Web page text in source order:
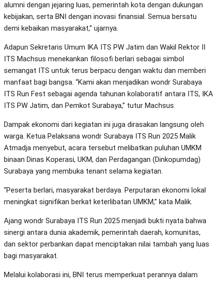
alumni dengan jejaring luas, pemerintah kota dengan dukungan
kebijakan, serta BNI dengan inovasi finansial. Semua bersatu
demi kebaikan masyarakat,” ujarnya.
Adapun Sekretaris Umum IKA ITS PW Jatim dan Wakil Rektor II
ITS Machsus menekankan filosofi berlari sebagai simbol
semangat ITS untuk terus berpacu dengan waktu dan memberi
manfaat bagi bangsa. “Kami akan menjadikan wondr Surabaya
ITS Run Fest sebagai agenda tahunan kolaboratif antara ITS, IKA
ITS PW Jatim, dan Pemkot Surabaya,” tutur Machsus.
Dampak ekonomi dari kegiatan ini juga dirasakan langsung oleh
warga. Ketua Pelaksana wondr Surabaya ITS Run 2025 Malik
Atmadja menyebut, acara tersebut melibatkan puluhan UMKM
binaan Dinas Koperasi, UKM, dan Perdagangan (Dinkopumdag)
Surabaya yang membuka tenant selama kegiatan.
“Peserta berlari, masyarakat berdaya. Perputaran ekonomi lokal
meningkat signifikan berkat keterlibatan UMKM,” kata Malik.
Ajang wondr Surabaya ITS Run 2025 menjadi bukti nyata bahwa
sinergi antara dunia akademik, pemerintah daerah, komunitas,
dan sektor perbankan dapat menciptakan nilai tambah yang luas
bagi masyarakat.
Melalui kolaborasi ini, BNI terus memperkuat perannya dalam